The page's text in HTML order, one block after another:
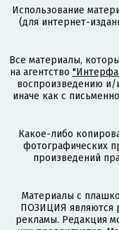
Использование
(для интернет-
Все материалы,
на агентство
воспроизведению
иначе как с
Какое-либо
фотографических
произведений
Материалы с
ПОЗИЦИЯ являются
рекламы. Редакция